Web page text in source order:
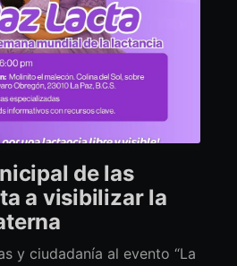
de las
a visibilizar la
y ciudadanía al evento “La